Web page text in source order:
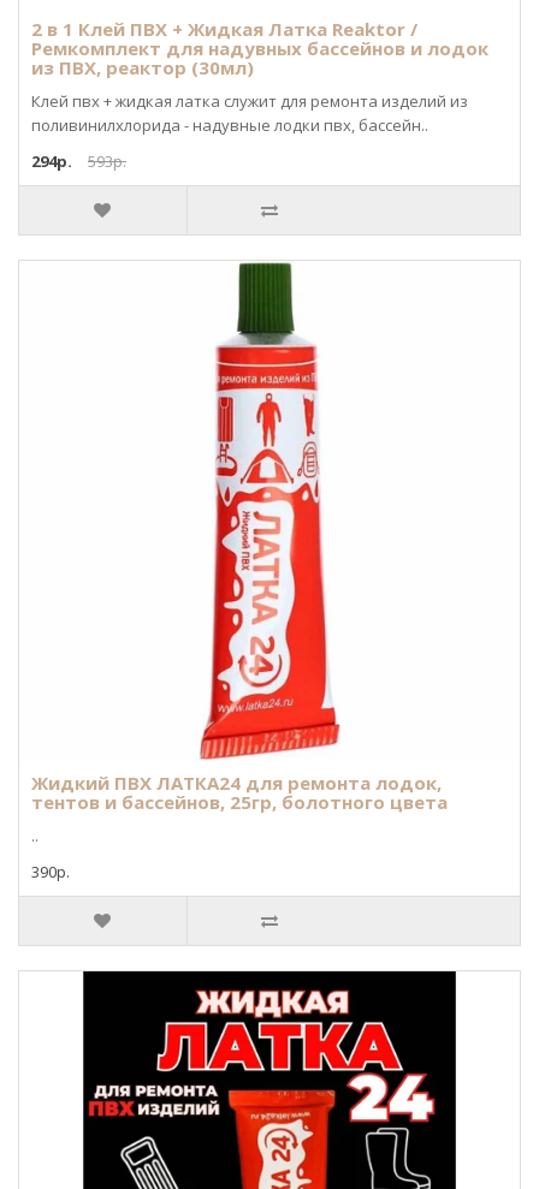
2 в 1 Клей ПВХ + Жидкая Латка Reaktor /
Ремкомплект для надувных бассейнов и лодок
из ПВХ, реактор (30мл)
Клей пвх + жидкая латка служит для ремонта изделий из
поливинилхлорида - надувные лодки пвх, бассейн..
294р.
593р.
Жидкий ПВХ ЛАТКА24 для ремонта лодок,
тентов и бассейнов, 25гр, болотного цвета
..
390р.